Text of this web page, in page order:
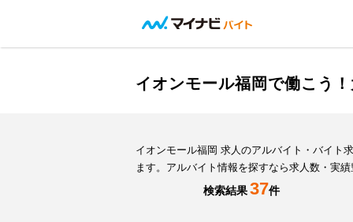
イオンモール福岡で働こう
イオンモール福岡 求人のアルバイト・バイト
ます。アルバイト情報を探すなら求人数・実
検索結果37件